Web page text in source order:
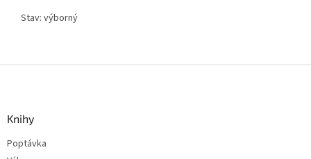
Stav: výborný
Knihy
Poptávka